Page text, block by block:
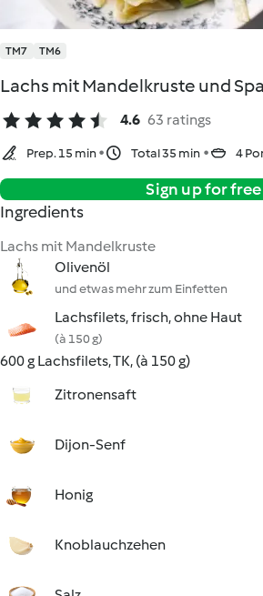
TM7 TM6
Lachs mit Mandelkruste und
4.6 63 ratings
Prep. 15 min Total 35 min 4
Sign up for free
Ingredients
Lachs mit Mandelkruste
Olivenöl
und etwas mehr zum Einfetten
Lachsfilets, frisch, ohne Haut
(à 150 g)
600 g Lachsfilets, TK, (à 150 g)
Zitronensaft
Dijon-Senf
Honig
Knoblauchzehen